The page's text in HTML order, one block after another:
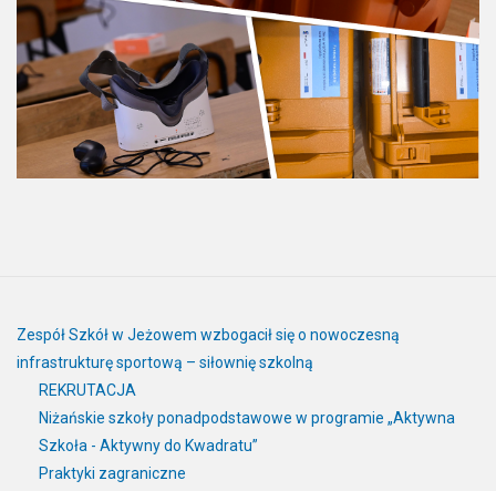
Zespół Szkół w Jeżowem wzbogacił się o nowoczesną
infrastrukturę sportową – siłownię szkolną
REKRUTACJA
Niżańskie szkoły ponadpodstawowe w programie „Aktywna
Szkoła - Aktywny do Kwadratu”
Praktyki zagraniczne